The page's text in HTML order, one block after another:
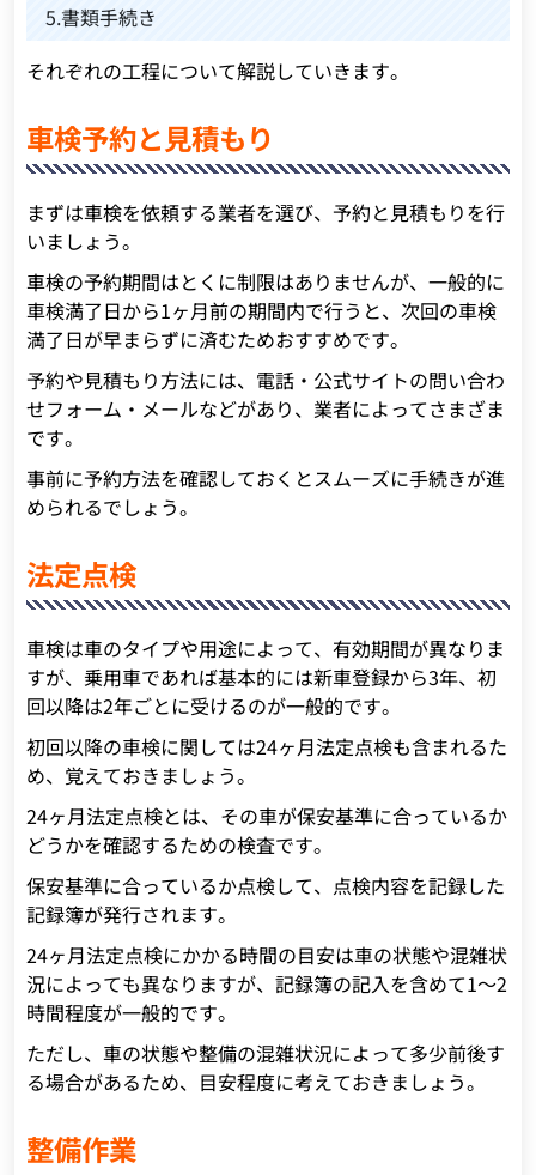
5.書類手続き
それぞれの工程について解説していきます。
車検予約と見積もり
まずは車検を依頼する業者を選び、予約と見積もりを行
いましょう。
車検の予約期間はとくに制限はありませんが、一般的に
車検満了日から1ヶ月前の期間内で行うと、次回の車検
満了日が早まらずに済むためおすすめです。
予約や見積もり方法には、電話・公式サイトの問い合わ
せフォーム・メールなどがあり、業者によってさまざま
です。
事前に予約方法を確認しておくとスムーズに手続きが進
められるでしょう。
法定点検
車検は車のタイプや用途によって、有効期間が異なりま
すが、乗用車であれば基本的には新車登録から3年、初
回以降は2年ごとに受けるのが一般的です。
初回以降の車検に関しては24ヶ月法定点検も含まれるた
め、覚えておきましょう。
24ヶ月法定点検とは、その車が保安基準に合っているか
どうかを確認するための検査です。
保安基準に合っているか点検して、点検内容を記録した
記録簿が発行されます。
24ヶ月法定点検にかかる時間の目安は車の状態や混雑状
況によっても異なりますが、記録簿の記入を含めて1～2
時間程度が一般的です。
ただし、車の状態や整備の混雑状況によって多少前後す
る場合があるため、目安程度に考えておきましょう。
整備作業